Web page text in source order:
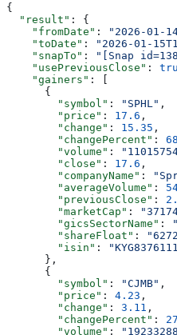
{
  "result"
: {
    "fromDate"
: "2026-01-
    "toDate"
: "2026-01-
    "snapTo"
:
"[Snap
    "usePreviousClose"
:
    "gainers"
: [
      {
        "symbol"
: "SPHL" ,
        "price"
: 17.6 ,
        "change"
: 15.35 ,
        "changePercent"
:
        "volume"
:
        "close"
: 17.6 ,
        "companyName"
:
        "averageVolume"
:
        "previousClose"
:
        "marketCap"
:
        "gicsSectorName"
:
        "shareFloat"
:
        "isin"
:
      },
      {
        "symbol"
: "CJMB" ,
        "price"
: 4.23 ,
        "change"
: 3.11 ,
        "changePercent"
:
        "volume"
: